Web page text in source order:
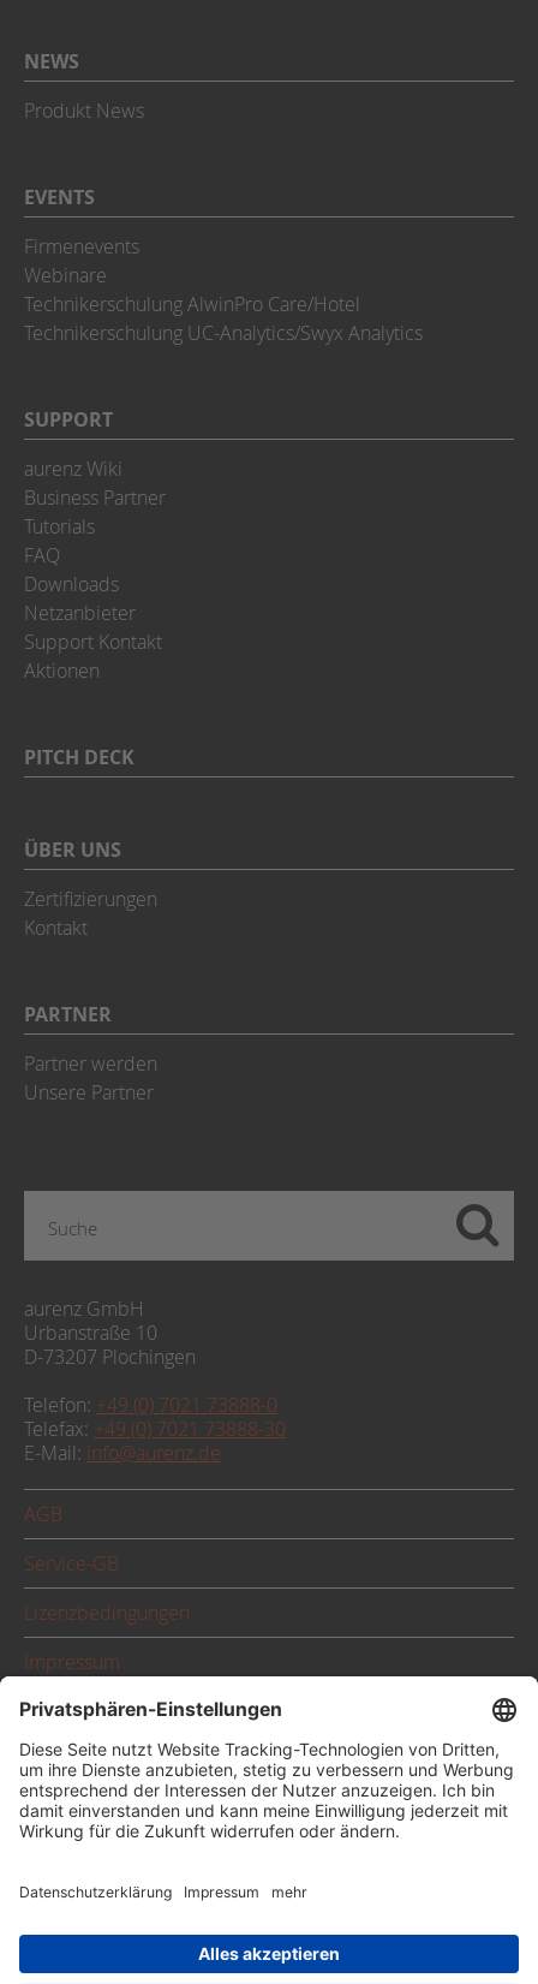
NEWS
Produkt News
EVENTS
Firmenevents
Webinare
Technikerschulung AlwinPro Care/Hotel
Technikerschulung UC-Analytics/Swyx Analytics
SUPPORT
aurenz Wiki
Business Partner
Tutorials
FAQ
Downloads
Netzanbieter
Support Kontakt
Aktionen
PITCH DECK
ÜBER UNS
Zertifizierungen
Kontakt
PARTNER
Partner werden
Unsere Partner
aurenz GmbH
Urbanstraße 10
D-73207 Plochingen
Telefon: +49 (0) 7021 73888-0
Telefax: +49 (0) 7021 73888-30
E-Mail: info@aurenz.de
AGB
Service-GB
Lizenzbedingungen
Impressum
Datenschutz